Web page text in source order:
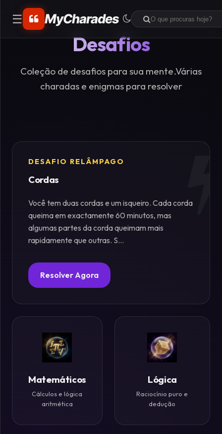
☰ MyCharades
Matemáticos
Charadas
Lógica
Fósforos
Enigmas
Estelares
Criptografia
Códigos
Paradoxos
Desafios
Coleção de desafios para sua mente.Várias
charadas e enigmas para resolver
DESAFIO RELÂMPAGO
Cordas
Você tem duas cordas e um isqueiro. Cada corda
queima em exactamente 60 minutos, mas
algumas partes da corda queimam mais
rapidamente que outras. S...
Resolver Agora
Matemáticos
Cálculos e lógica
aritmética
Lógica
Raciocínio puro e
dedução